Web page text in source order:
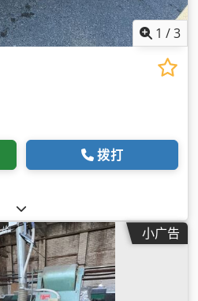
1 /3
拨打
小广告